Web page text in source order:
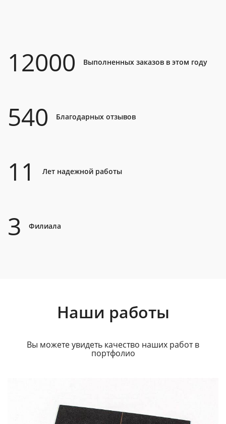
12000 Выполненных заказов в этом году
540 Благодарных отзывов
11 Лет надежной работы
3 Филиала
Наши работы
Вы можете увидеть качество наших работ в
портфолио